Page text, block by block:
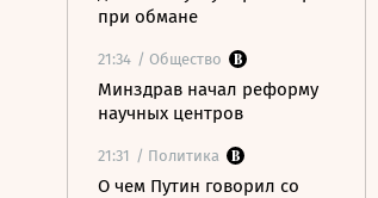
при обмане
21:34 / Общество
Минздрав начал реформу
научных центров
21:31 / Политика
О чем Путин говорил со